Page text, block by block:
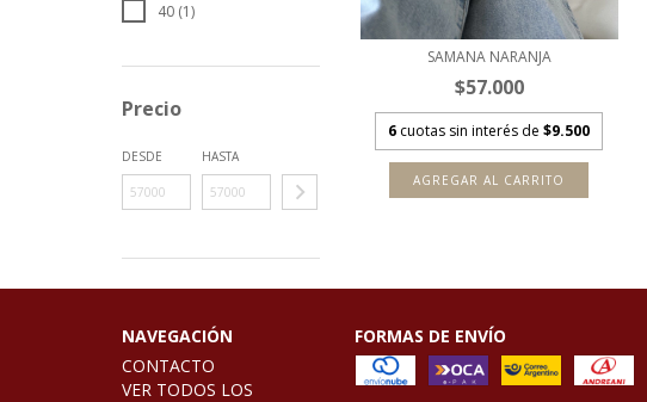
40 (1)
Precio
DESDE HASTA
SAMANA NARANJA
$57.000
6 cuotas sin interés de$9.500
AGREGAR AL CARRITO
NAVEGACIÓN
CONTACTO
VER TODOS LOS
FORMAS DE ENVÍO